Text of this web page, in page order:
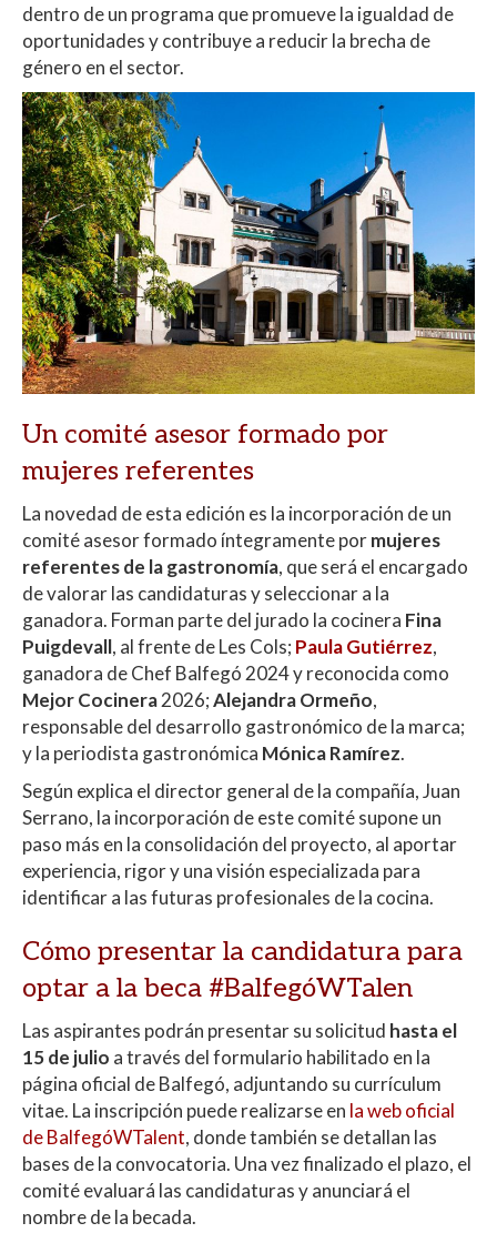
dentro de un programa que promueve la igualdad de
oportunidades y contribuye a reducir la brecha de
género en el sector.
Un comité asesor formado por
mujeres referentes
La novedad de esta edición es la incorporación de un
comité asesor formado íntegramente pormujeres
referentes de la gastronomía, que será el encargado
de valorar las candidaturas y seleccionar a la
ganadora. Forman parte del jurado la cocinera Fina
Puigdevall, al frente de Les Cols; Paula Gutiérrez,
ganadora de Chef Balfegó 2024 y reconocida como
Mejor Cocinera2026;Alejandra Ormeño,
responsable del desarrollo gastronómico de la marca;
y la periodista gastronómica Mónica Ramírez.
Según explica el director general de la compañía, Juan
Serrano, la incorporación de este comité supone un
paso más en la consolidación del proyecto, al aportar
experiencia, rigor y una visión especializada para
identificar a las futuras profesionales de la cocina.
Cómo presentar la candidatura para
optar a la beca #BalfegóWTalen
Las aspirantes podrán presentar su solicitud hasta el
15 de julio a través del formulario habilitado en la
página oficial de Balfegó, adjuntando su currículum
vitae. La inscripción puede realizarse en la web oficial
de BalfegóWTalent, donde también se detallan las
bases de la convocatoria. Una vez finalizado el plazo, el
comité evaluará las candidaturas y anunciará el
nombre de la becada.